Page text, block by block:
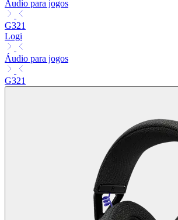
Áudio para jogos
G321
Logi
Áudio para jogos
G321